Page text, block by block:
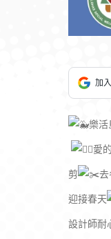
加
樂活
愛
剪
迎接春天
設計師耐